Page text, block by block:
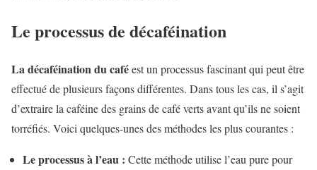
Le processus de décaféination
La décaféination du caféest un processus fascinant qui peut être
effectué de plusieurs façons différentes. Dans tous les cas, il s’agit
d’extraire la caféine des grains de café verts avant qu’ils ne soient
torréfiés. Voici quelques-unes des méthodes les plus courantes :
Le processus à l’eau : Cette méthode utilise l’eau pure pour